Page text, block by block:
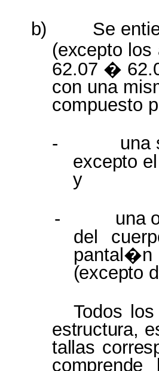
b)
Se
(excepto los
62.07 �
con una
compuesto
-
una
excepto el
y
-
una
del
pantal�n
(excepto
Todos los
estructura,
tallas
comprende